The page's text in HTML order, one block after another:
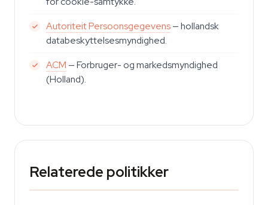
Autoriteit Persoonsgegevens— hollandsk
databeskyttelsesmyndighed.
ACM — Forbruger- og markedsmyndighed
(Holland).
Relaterede politikker